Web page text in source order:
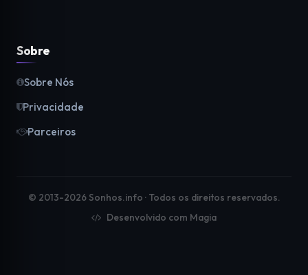
Sobre
Sobre Nós
Privacidade
Parceiros
© 2013-2026 Sonhos.info · Todos os direitos reservados.
Desenvolvido com Magia